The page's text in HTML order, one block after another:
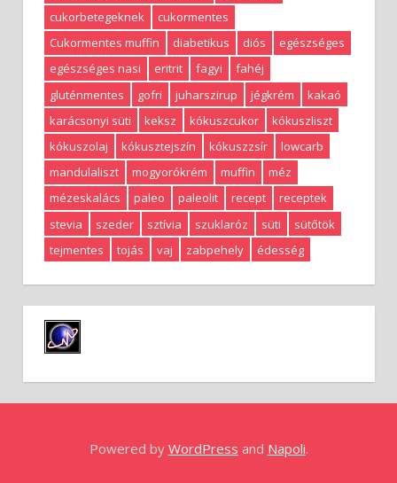
cukorbetegeknek
cukormentes
Cukormentes muffin
diabetikus diós
egészséges
egészséges nasi
eritrit fagyi
fahéj
gluténmentes
gofri juharszirup jégkrém
kakaó
karácsonyi süti
keksz kókuszcukor
kókuszliszt
kókuszolaj
kókusztejszín kókuszzsír
lowcarb
mandulaliszt
mogyorókrém muffin
méz
mézeskalács
paleo paleolit recept
receptek
stevia
szeder sztívia szuklaróz süti
sütőtök
tejmentes
tojás vaj zabpehely édesség
Powered by WordPress and Napoli.